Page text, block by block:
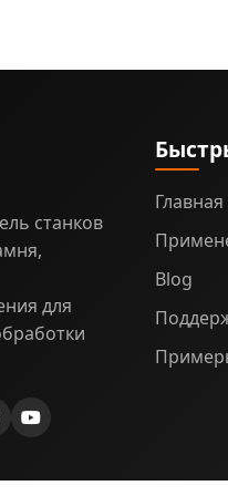
станков
для
Главная
Blog